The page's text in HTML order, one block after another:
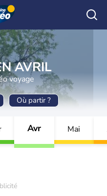
AVRIL
voyage
Où partir ?
Avr Mai